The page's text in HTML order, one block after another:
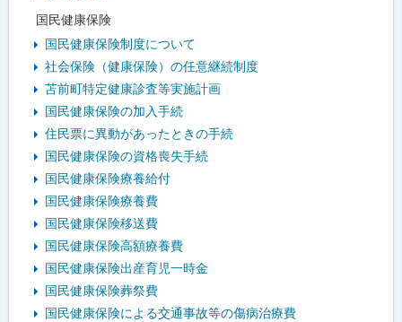
国民健康保険
国民健康保険制度について
社会保険（健康保険）の任意継続制度
苫前町特定健康診査等実施計画
国民健康保険の加入手続
住民票に異動があったときの手続
国民健康保険の資格喪失手続
国民健康保険療養給付
国民健康保険療養費
国民健康保険移送費
国民健康保険高額療養費
国民健康保険出産育児一時金
国民健康保険葬祭費
国民健康保険による交通事故等の傷病治療費